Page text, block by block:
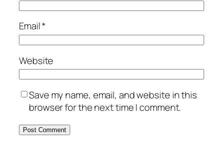
Email*
Website
Save my name, email, and website in this
browser for the next time I comment.